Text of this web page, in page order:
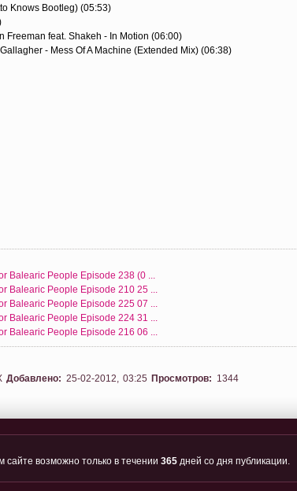
Knows Bootleg) (05:53)
Freeman feat. Shakeh - In Motion (06:00)
- Mess Of A Machine (Extended Mix) (06:38)
Balearic People Episode 238 (0 ...
Balearic People Episode 210 25 ...
Balearic People Episode 225 07 ...
Balearic People Episode 224 31 ...
Balearic People Episode 216 06 ...
Добавлено: 25-02-2012, 03:25 Просмотров: 1344
возможно только в течении 365 дней со дня публикации.